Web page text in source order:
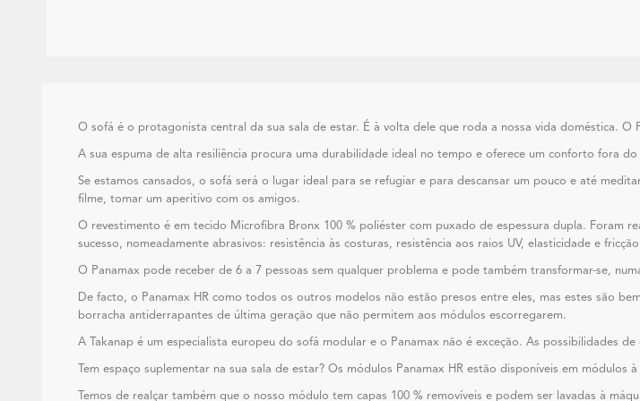
O sofá é o protagonista central da sua sala de estar. É à volta dele que roda a nossa vida doméstica.
A sua espuma de alta resiliência procura uma durabilidade ideal no tempo e oferece um conforto fora
Se estamos cansados, o sofá será o lugar ideal para se refugiar e para descansar um pouco e até
filme, tomar um aperitivo com os amigos.
O revestimento é em tecido Microfibra Bronx 100 % poliéster com puxado de espessura dupla. Foram
sucesso, nomeadamente abrasivos: resistência às costuras, resistência aos raios UV, elasticidade e
O Panamax pode receber de 6 a 7 pessoas sem qualquer problema e pode também transformar-se,
De facto, o Panamax HR como todos os outros modelos não estão presos entre eles, mas estes são
borracha antiderrapantes de última geração que não permitem aos módulos escorregarem.
A Takanap é um especialista europeu do sofá modular e o Panamax não é exceção. As possibilidades
Tem espaço suplementar na sua sala de estar? Os módulos Panamax HR estão disponíveis em
Temos de realçar também que o nosso módulo tem capas 100 % removíveis e podem ser lavadas à